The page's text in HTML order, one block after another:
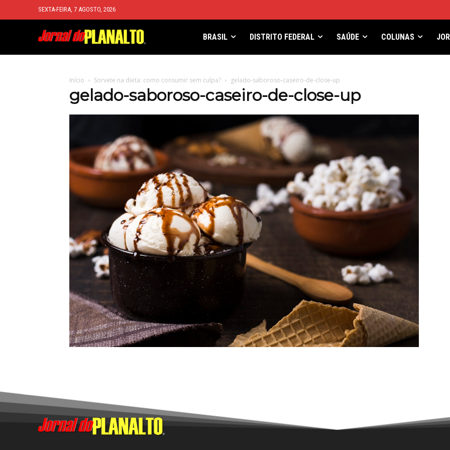
SEXTA-FEIRA, 7 AGOSTO, 2026
BRASIL DISTRITO FEDERAL SAÚDE COLUNAS
Início Sorvete na dieta: como consumir sem culpa? gelado-saboroso-caseiro-de-close-up
gelado-saboroso-caseiro-de-close-up